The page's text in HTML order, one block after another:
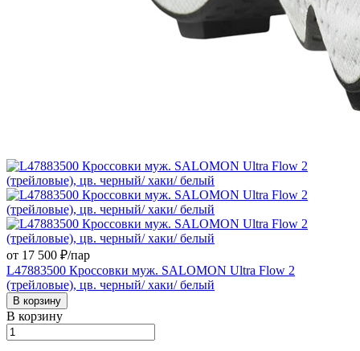
от 17 500 ₽/пар
L47883500 Кроссовки муж. SALOMON Ultra Flow 2
(трейловые), цв. черный/ хаки/ белый
В корзину
В корзину